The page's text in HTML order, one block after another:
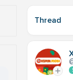
Thread